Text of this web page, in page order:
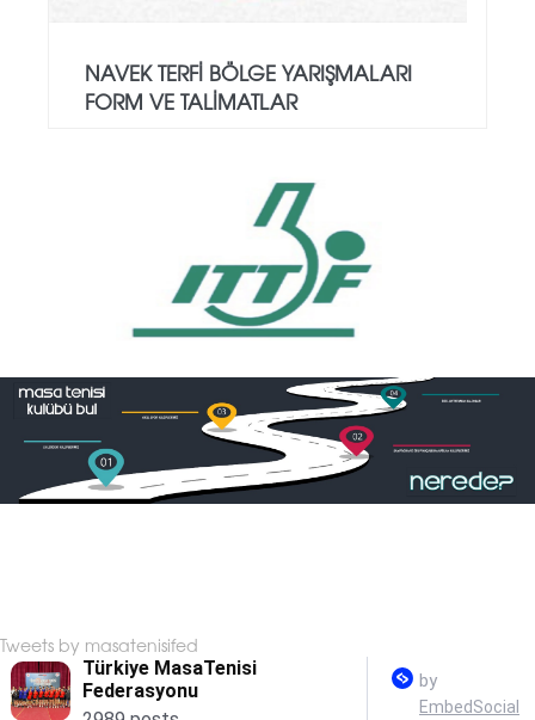
NAVEK TERFI BÖLGE YARIŞMALARI
FORM VE TALIMATLAR
Tweets by masatenisifed